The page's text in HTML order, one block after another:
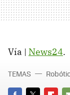
Vía | News24.
TEMAS